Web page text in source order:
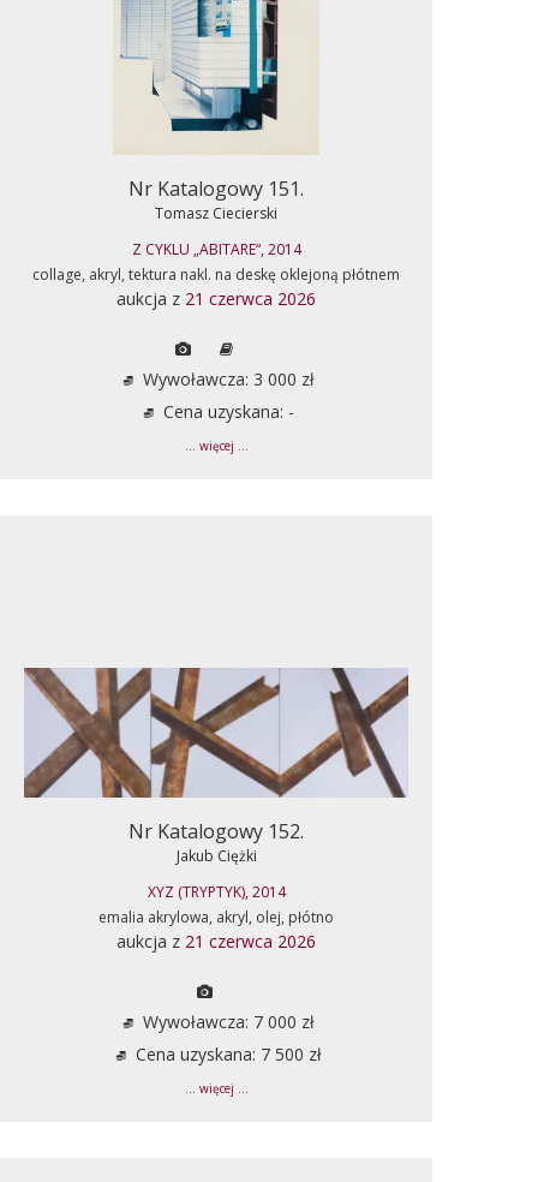
Nr Katalogowy 151.
Tomasz Ciecierski
Z CYKLU „ABITARE“, 2014
collage, akryl, tektura nakl. na deskę oklejoną płótnem
aukcja z 21 czerwca 2026
Wywoławcza: 3 000 zł
Cena uzyskana: -
... więcej ...
Nr Katalogowy 152.
Jakub Ciężki
XYZ (TRYPTYK), 2014
emalia akrylowa, akryl, olej, płótno
aukcja z 21 czerwca 2026
Wywoławcza: 7 000 zł
Cena uzyskana: 7 500 zł
... więcej ...